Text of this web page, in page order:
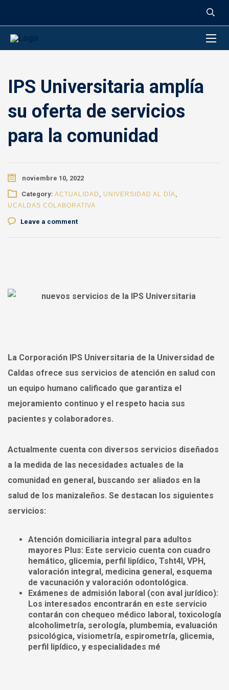
IPS Universitaria amplía
su oferta de servicios
para la comunidad
noviembre 10, 2022
Category: ACTUALIDAD , UNIVERSIDAD AL DÍA,
UCALDAS COLABORATIVA
Leave a comment
La Corporación IPS Universitaria de la Universidad de
Caldas ofrece sus servicios de atención en salud con
un equipo humano calificado que garantiza el
mejoramiento continuo y el respeto hacia sus
pacientes y colaboradores.
Actualmente cuenta con diversos servicios diseñados
a la medida de las necesidades actuales de la
comunidad en general, buscando ser aliados en la
salud de los manizaleños. Se destacan los siguientes
servicios:
Atención domiciliaria integral para adultos
mayores Plus: Este servicio cuenta con cuadro
hemático, glicemia, perfil lipídico, Tsht4l, VPH,
valoración integral, medicina general, esquema
de vacunación y valoración odontológica.
Exámenes de admisión laboral (con aval jurídico):
Los interesados encontrarán en este servicio
contarán con chequeo médico laboral, toxicología
alcoholimetría, serología, plumbemia, evaluación
psicológica, visiometría, espirometría, glicemia,
perfil lipídico, y especialidades mé